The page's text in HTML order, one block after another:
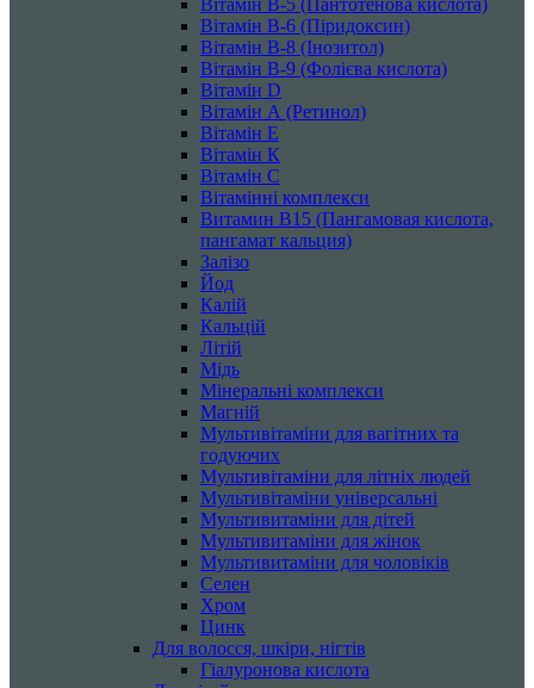
Вітамін B-6 (Піридоксин)
Вітамін B-8 (Інозитол)
Вітамін B-9 (Фолієва кислота)
Вітамін D
Вітамін А (Ретинол)
Вітамін Е
Вітамін К
Вітамін С
Вітамінні комплекси
Витамин B15 (Пангамовая кислота,
пангамат кальция)
Залізо
Йод
Калій
Кальцій
Літій
Мідь
Мінеральні комплекси
Магній
Мультивітаміни для вагітних та
годуючих
Мультивітаміни для літніх людей
Мультивітаміни універсальні
Мультивитаміни для дітей
Мультивитаміни для жінок
Мультивитаміни для чоловіків
Селен
Хром
Цинк
Для волосся, шкіри, нігтів
Гіалуронова кислота